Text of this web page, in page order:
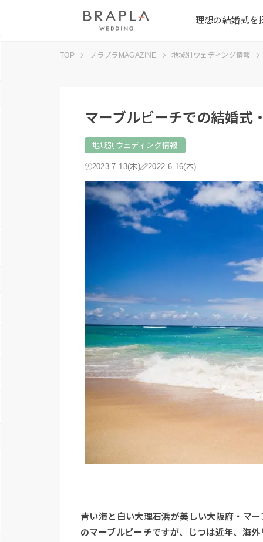
理想の結婚式を
TOP ブラプラMAGAZINE 地域別ウェディング情報
マーブルビーチでの結婚式
地域別ウェディング情報
2023.7.13(木) 2022.6.16(木)
青い海と白い大理石浜が美しい大阪府・マ
のマーブルビーチですが、じつは近年、海